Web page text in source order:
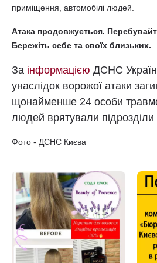
приміщення, автомобілі людей.
Атака продовжується.
Бережіть себе та своїх близьких.
За інформацією ДСНС
унаслідок ворожої атаки
щонайменше 24 особи
людей врятували
Фото - ДСНС Києва